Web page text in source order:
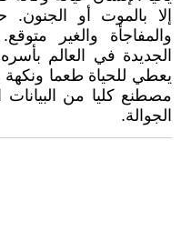
إلا بالموت أو الجنون.
والمفاجأة والغير
الجديدة في العالم
يعطي للحياة طعما
مصطنع كليا من
الجوالة.